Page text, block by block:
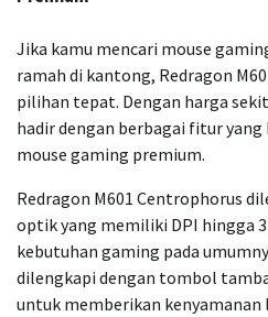
Jika kamu mencari mouse
ramah di kantong, Redragon
pilihan tepat. Dengan harga
hadir dengan berbagai fitur yang
mouse gaming premium.
Redragon M601 Centrophorus
optik yang memiliki DPI hingga
kebutuhan gaming pada
dilengkapi dengan tombol
untuk memberikan kenyamanan